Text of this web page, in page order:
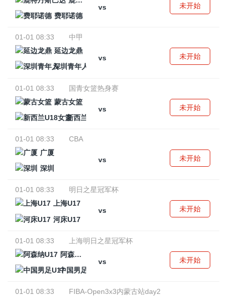
vs
费耶诺德
未开始
01-01 08:33
中甲
延边龙鼎
vs
深圳青年人
未开始
01-01 08:33
国青女篮热身赛
蒙古女篮
vs
新西兰U18女篮
未开始
01-01 08:33
CBA
广厦
vs
深圳
未开始
01-01 08:33
明日之星冠军杯
上海U17
vs
河床U17
未开始
01-01 08:33
上海明日之星冠军杯
阿森纳U17
vs
中国男足U17
未开始
01-01 08:33
FIBA-Open3x3内蒙古站day2